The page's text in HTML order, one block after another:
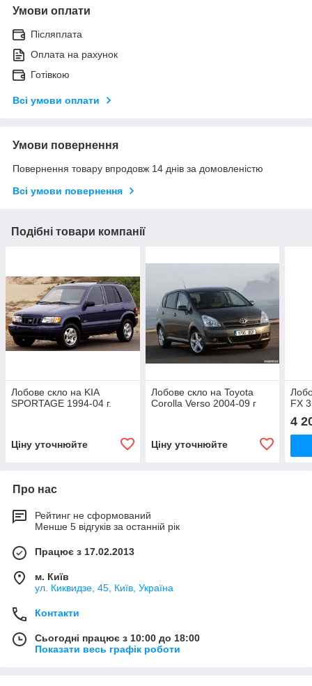
Умови оплати
Післяплата
Оплата на рахунок
Готівкою
Всі умови оплати
Умови повернення
Повернення товару впродовж 14 днів за домовленістю
Всі умови повернення
Подібні товари компанії
Лобове скло на KIA
SPORTAGE 1994-04 г.
Ціну уточнюйте
Лобове скло на Toyota
Corolla Verso 2004-09 г
Ціну уточнюйте
FX
4
Про нас
Рейтинг не сформований
Менше 5 відгуків за останній рік
Працює з 17.02.2013
м. Київ
ул. Киквидзе, 45, Київ, Україна
Контакти
Сьогодні працює з 10:00 до 18:00
Показати весь графік роботи